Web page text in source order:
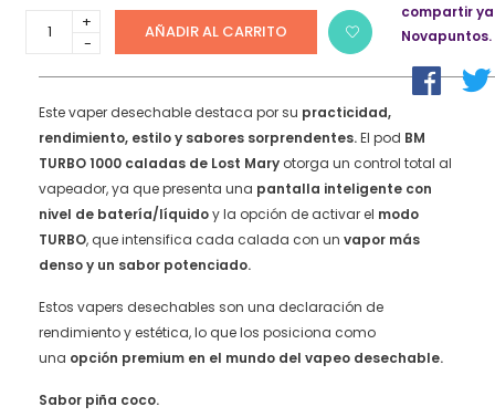
desechable
BM
TURBO
20mg/ml
nicotina
Piña
quantity
AÑADIR AL CARRITO
Este vaper desechable destaca por su practicidad,
rendimiento, estilo y sabores sorprendentes.El pod BM
TURBO 1000 caladas de Lost Mary otorga un control total al
vapeador, ya que presenta una pantalla inteligente con
nivel de batería/líquidoy la opción de activar el modo
TURBO, que intensifica cada calada con un vapor más
denso y un sabor potenciado.
Estos vapers desechables son una declaración de
rendimiento y estética, lo que los posiciona como
una opción premium en el mundo del vapeo desechable.
Sabor piña coco.
compartir
Novapuntos.